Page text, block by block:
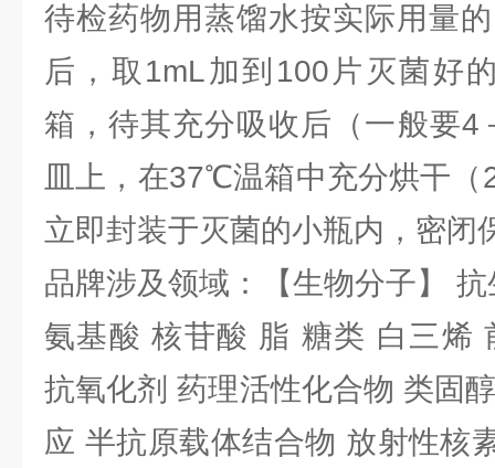
待检药物用蒸馏水按实际用量
后，取1mL加到100片灭菌好
箱，待其充分吸收后（一般要4
皿上，在37℃温箱中充分烘干（
立即封装于灭菌的小瓶内，密闭
品牌涉及领域：【生物分子】
氨基酸 核苷酸 脂 糖类 白三烯
抗氧化剂 药理活性化合物 类固
应 半抗原载体结合物 放射性核